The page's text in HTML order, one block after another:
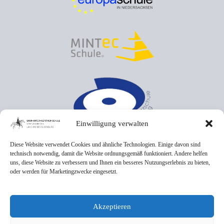
Einwilligung verwalten
Diese Website verwendet Cookies und ähnliche Technologien. Einige davon sind
technisch notwendig, damit die Website ordnungsgemäß funktioniert. Andere helfen
uns, diese Website zu verbessern und Ihnen ein besseres Nutzungserlebnis zu bieten,
oder werden für Marketingzwecke eingesetzt.
Akzeptieren